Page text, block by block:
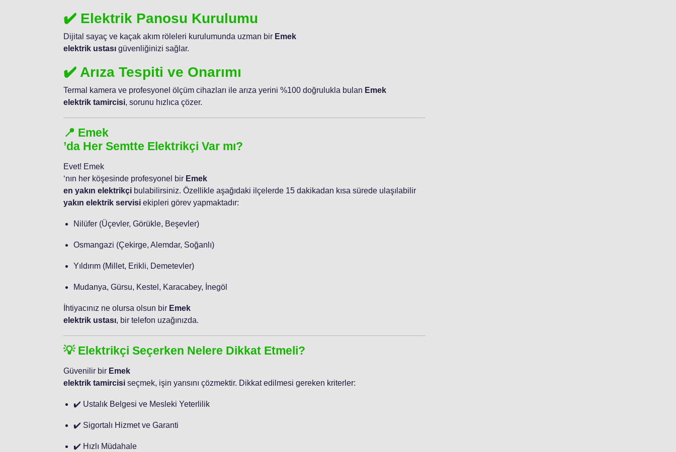
✔️ Elektrik Panosu Kurulumu
Dijital sayaç ve kaçak akım röleleri kurulumunda uzman bir Emek
elektrik ustası güvenliğinizi sağlar.
✔️ Arıza Tespiti ve Onarımı
Termal kamera ve profesyonel ölçüm cihazları ile arıza yerini %100 doğrulukla bulan Emek
elektrik tamircisi, sorunu hızlıca çözer.
📍 Emek
’da Her Semtte Elektrikçi Var mı?
Evet! Emek
‘nın her köşesinde profesyonel bir Emek
en yakın elektrikçi bulabilirsiniz. Özellikle aşağıdaki ilçelerde 15 dakikadan kısa sürede ulaşılabilir
yakın elektrik servisi ekipleri görev yapmaktadır:
Nilüfer (Üçevler, Görükle, Beşevler)
Osmangazi (Çekirge, Alemdar, Soğanlı)
Yıldırım (Millet, Erikli, Demetevler)
Mudanya, Gürsu, Kestel, Karacabey, İnegöl
İhtiyacınız ne olursa olsun bir Emek
elektrik ustası, bir telefon uzağınızda.
💡 Elektrikçi Seçerken Nelere Dikkat Etmeli?
Güvenilir bir Emek
elektrik tamircisi seçmek, işin yarısını çözmektir. Dikkat edilmesi gereken kriterler:
✔️ Ustalık Belgesi ve Mesleki Yeterlilik
✔️ Sigortalı Hizmet ve Garanti
✔️ Hızlı Müdahale